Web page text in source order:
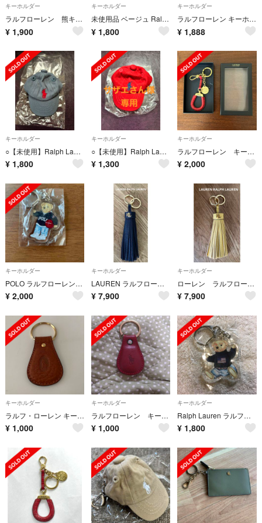
キーホルダー
ラルフローレン 熊キーホルダー
¥ 1,900
キーホルダー
未使用品 ベージュ Ralph キャップ チャーム カラビナ付き キーホルダー
¥ 1,800
キーホルダー
ラルフローレン キーホルダー キャップ型
¥ 1,888
キーホルダー
○【未使用】Ralph Lauren キャップ型キーホルダー(青)
¥ 1,800
キーホルダー
○【未使用】Ralph Lauren キャップ型キーホルダー(赤)
¥ 1,300
キーホルダー
ラルフローレン キーホルダー
¥ 2,000
キーホルダー
POLO ラルフローレン ノベルティ ポロベア キーホルダー
¥ 2,000
キーホルダー
LAUREN ラルフローレン キーホルダー チャーム ネイビー 米国購入 新品
¥ 7,900
キーホルダー
ローレン ラルフローレン キーホルダー チャーム 米国購入 新品
¥ 7,900
キーホルダー
ラルフ・ローレン キーホルダー
¥ 1,000
キーホルダー
ラルフローレン キーホルダー
¥ 1,000
キーホルダー
Ralph Lauren ラルフローレン キーホルダー 非売品
¥ 1,800